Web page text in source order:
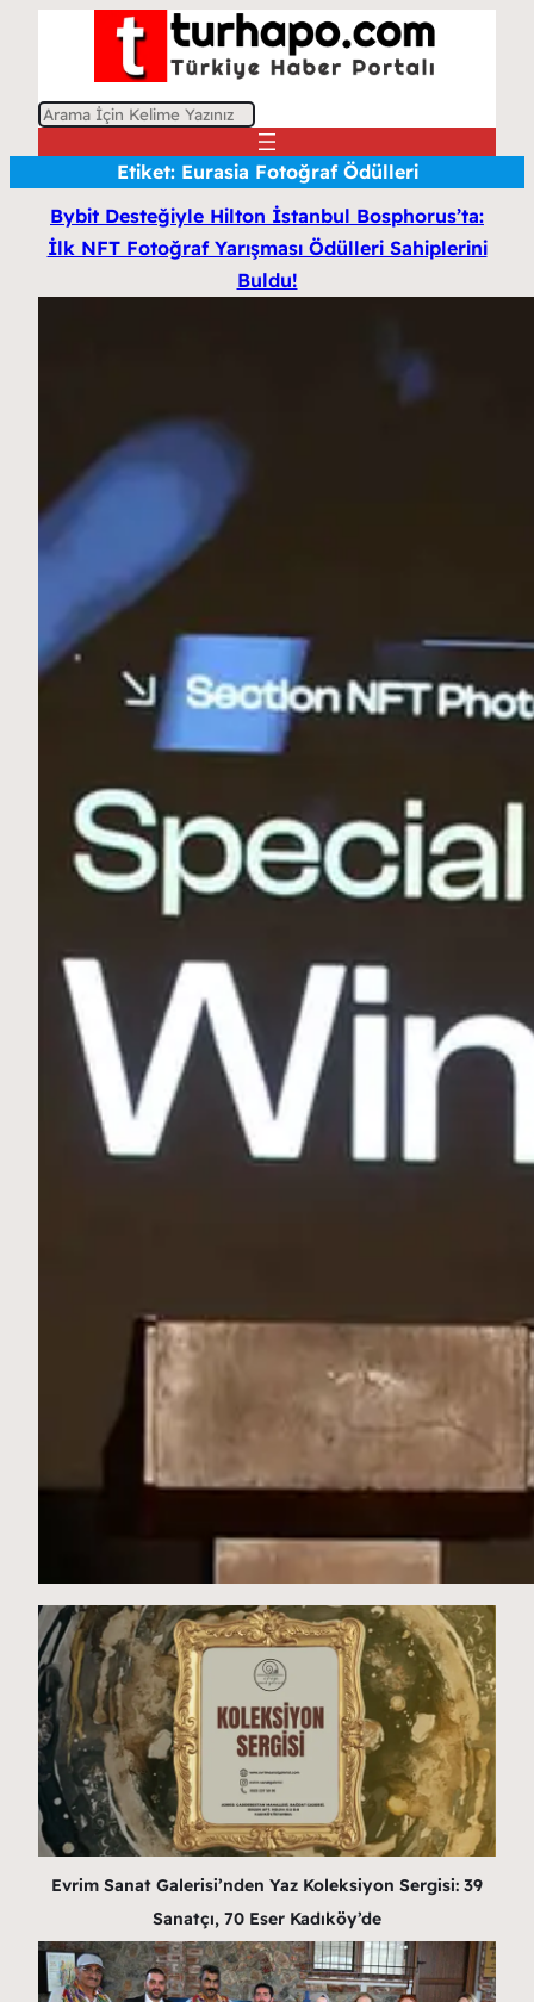
A
Etiket: Eurasia Fotoğraf Ödülleri
Bybit Desteğiyle Hilton İstanbul Bosphorus’ta:
İlk NFT Fotoğraf Yarışması Ödülleri Sahiplerini
Buldu!
Evrim Sanat Galerisi’nden Yaz Koleksiyon Sergisi: 39
Sanatçı, 70 Eser Kadıköy’de